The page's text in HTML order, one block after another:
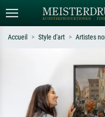
Recherchez par artiste, titre ou style –
ex. Monet, Nuit étoilée,
impressionnisme, vague de Hokusai,
nu.
Accueil Style d'art Artistes